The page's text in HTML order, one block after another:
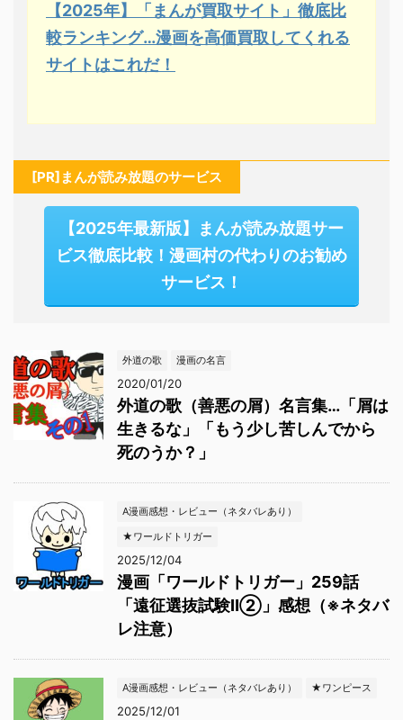
【2025年】「まんが買取サイト」徹底比
較ランキング…漫画を高価買取してくれる
サイトはこれだ！
[PR]まんが読み放題のサービス
【2025年最新版】まんが読み放題サー
ビス徹底比較！漫画村の代わりのお勧め
サービス！
外道の歌 漫画の名言
2020/01/20
外道の歌（善悪の屑）名言集…「屑は
生きるな」「もう少し苦しんでから
死のうか？」
A漫画感想・レビュー（ネタバレあり）
★ワールドトリガー
2025/12/04
漫画「ワールドトリガー」259話
「遠征選抜試験Ⅱ②」感想（※ネタバ
レ注意）
A漫画感想・レビュー（ネタバレあり） ★ワンピース
2025/12/01